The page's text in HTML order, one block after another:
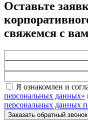
Оставьте
свяжемся с
Я ознакомлен и
персональных данных»
персональных данных
Заказать обратный звонок